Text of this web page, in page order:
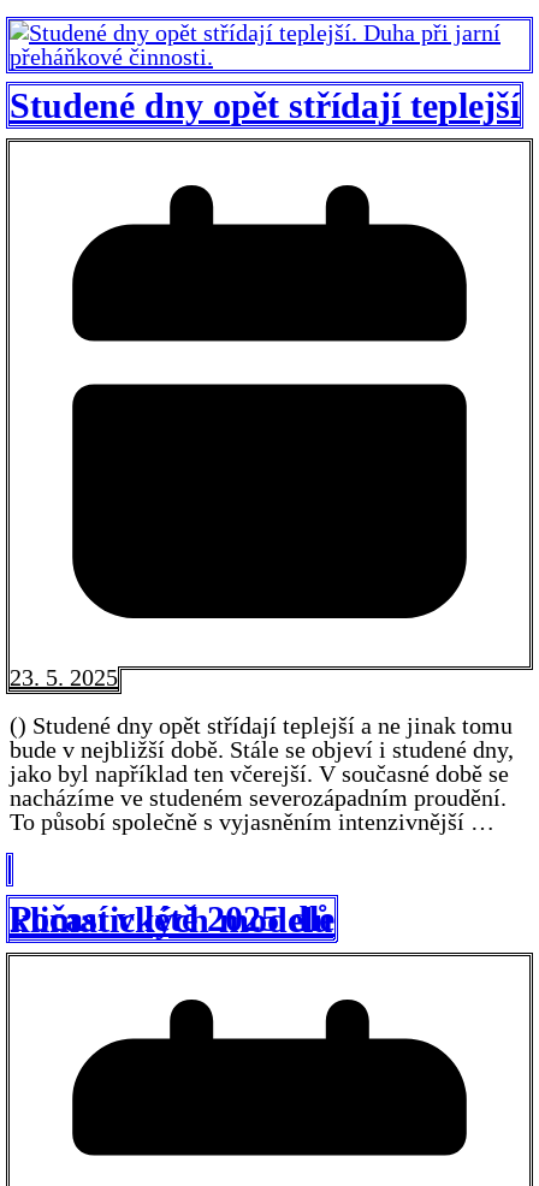
Studené dny opět střídají teplejší
23. 5. 2025
() Studené dny opět střídají teplejší a ne jinak tomu
bude v nejbližší době. Stále se objeví i studené dny,
jako byl například ten včerejší. V současné době se
nacházíme ve studeném severozápadním proudění.
To působí společně s vyjasněním intenzivnější …
Počasí v létě 2025 dle klimatických modelů